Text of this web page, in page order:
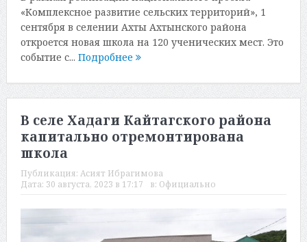
«Комплексное развитие сельских территорий», 1
сентября в селении Ахты Ахтынского района
откроется новая школа на 120 ученических мест. Это
событие с... Подробнее
В селе Хадаги Кайтагского района
капитально отремонтирована
школа
Публикация: Асият Ибрагимова
Дата: 30 августа, 2023 в 17:17 в: Официально